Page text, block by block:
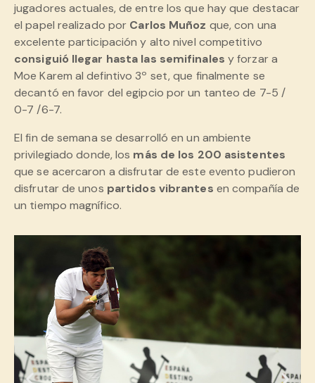
jugadores actuales, de entre los que hay que destacar
el papel realizado por Carlos Muñoz que, con una
excelente participación y alto nivel competitivo
consiguió llegar hasta las semifinales y forzar a
Moe Karem al defintivo 3º set, que finalmente se
decantó en favor del egipcio por un tanteo de 7-5 /
0-7 /6-7.
El fin de semana se desarrolló en un ambiente
privilegiado donde, los más de los 200 asistentes
que se acercaron a disfrutar de este evento pudieron
disfrutar de unos partidos vibrantes en compañía de
un tiempo magnífico.